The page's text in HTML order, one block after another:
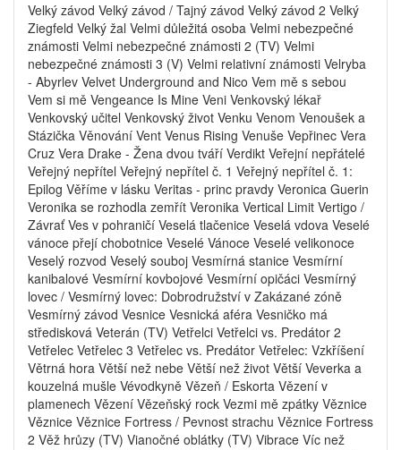
Velký závod Velký závod / Tajný závod Velký závod 2 Velký
Ziegfeld Velký žal Velmi důležitá osoba Velmi nebezpečné
známosti Velmi nebezpečné známosti 2 (TV) Velmi
nebezpečné známosti 3 (V) Velmi relativní známosti Velryba
- Abyrlev Velvet Underground and Nico Vem mě s sebou
Vem si mě Vengeance Is Mine Veni Venkovský lékař
Venkovský učitel Venkovský život Venku Venom Venoušek a
Stázička Věnování Vent Venus Rising Venuše Vepřinec Vera
Cruz Vera Drake - Žena dvou tváří Verdikt Veřejní nepřátelé
Veřejný nepřítel Veřejný nepřítel č. 1 Veřejný nepřítel č. 1:
Epilog Věříme v lásku Veritas - princ pravdy Veronica Guerin
Veronika se rozhodla zemřít Veronika Vertical Limit Vertigo /
Závrať Ves v pohraničí Veselá tlačenice Veselá vdova Veselé
vánoce přejí chobotnice Veselé Vánoce Veselé velikonoce
Veselý rozvod Veselý souboj Vesmírná stanice Vesmírní
kanibalové Vesmírní kovbojové Vesmírní opičáci Vesmírný
lovec / Vesmírný lovec: Dobrodružství v Zakázané zóně
Vesmírný závod Vesnice Vesnická aféra Vesničko má
středisková Veterán (TV) Vetřelci Vetřelci vs. Predátor 2
Vetřelec Vetřelec 3 Vetřelec vs. Predátor Vetřelec: Vzkříšení
Větrná hora Větší než nebe Větší než život Větší Veverka a
kouzelná mušle Vévodkyně Vězeň / Eskorta Vězení v
plamenech Vězení Vězeňský rock Vezmi mě zpátky Věznice
Věznice Věznice Fortress / Pevnost strachu Věznice Fortress
2 Věž hrůzy (TV) Vianočné oblátky (TV) Vibrace Víc než